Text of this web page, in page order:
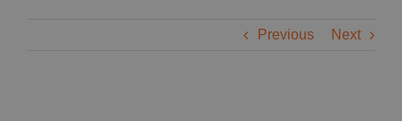
Previous Next